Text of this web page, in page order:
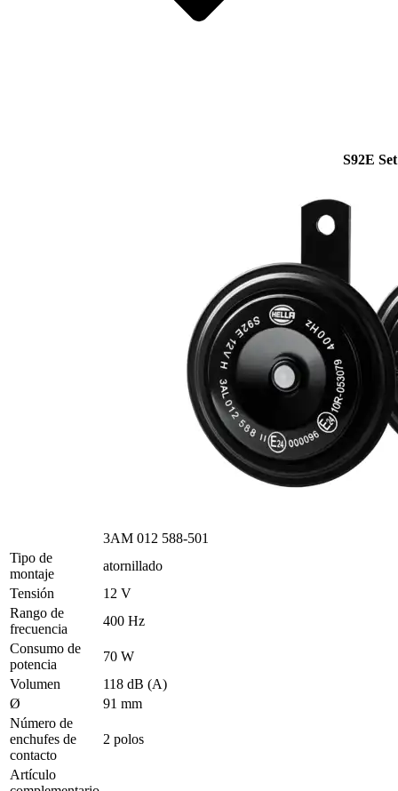
S92E Set
3AM 012 588-501
Tipo de
montaje
atornillado
Tensión
12 V
Rango de
frecuencia
400 Hz
Consumo de
potencia
70 W
Volumen
118 dB (A)
Ø
91 mm
Número de
enchufes de
contacto
2 polos
Artículo